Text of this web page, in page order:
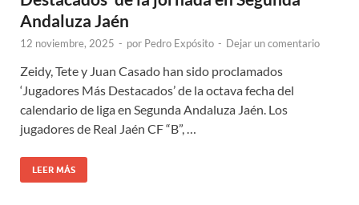
Andaluza Jaén
12 noviembre, 2025 - por Pedro Expósito - Dejar un comentario
Zeidy, Tete y Juan Casado han sido proclamados
‘Jugadores Más Destacados’ de la octava fecha del
calendario de liga en Segunda Andaluza Jaén. Los
jugadores de Real Jaén CF “B”, …
LEER MÁS